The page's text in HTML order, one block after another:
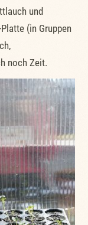
und
(in Gruppen
noch Zeit.